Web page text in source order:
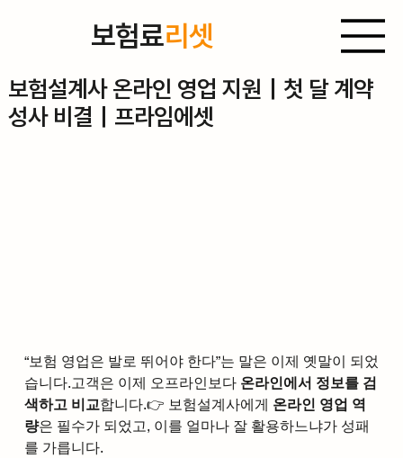
보험료리셋
보험설계사 온라인 영업 지원｜첫 달 계약
성사 비결｜프라임에셋
“보험 영업은 발로 뛰어야 한다”는 말은 이제 옛말이 되었
습니다.고객은 이제 오프라인보다 온라인에서 정보를 검
색하고 비교합니다.👉 보험설계사에게 온라인 영업 역
량은 필수가 되었고, 이를 얼마나 잘 활용하느냐가 성패
를 가릅니다.